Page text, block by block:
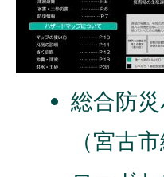
総合防
（宮古